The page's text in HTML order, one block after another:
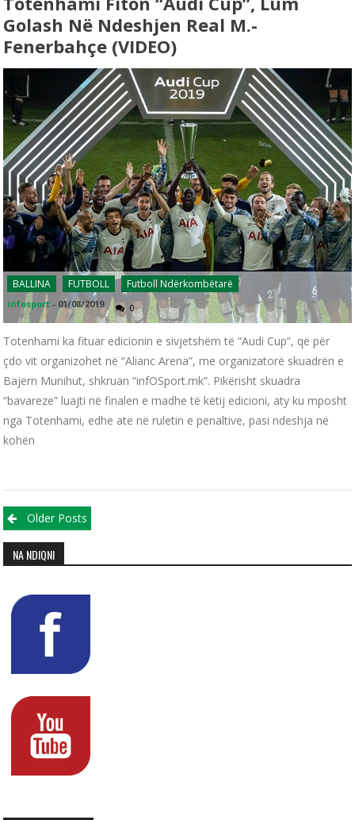
Golash Në Ndeshjen Real M.-
Fenerbahçe (VIDEO)
BALLINA FUTBOLL Futboll Ndërkombëtarë
infosport - 01/08/2019 0
Totenhami ka fituar edicionin e sivjetshëm të “Audi Cup”, që për
çdo vit organizohet në “Alianc Arena”, me organizatorë skuadrën e
Bajern Munihut, shkruan “infOSport.mk”. Pikërisht skuadra
“bavareze” luajti në finalen e madhe të këtij edicioni, aty ku mposht
nga Totenhami, edhe atë në ruletin e penaltive, pasi ndeshja në
kohën
Posts navigation
Older Posts
NA NDIQNI